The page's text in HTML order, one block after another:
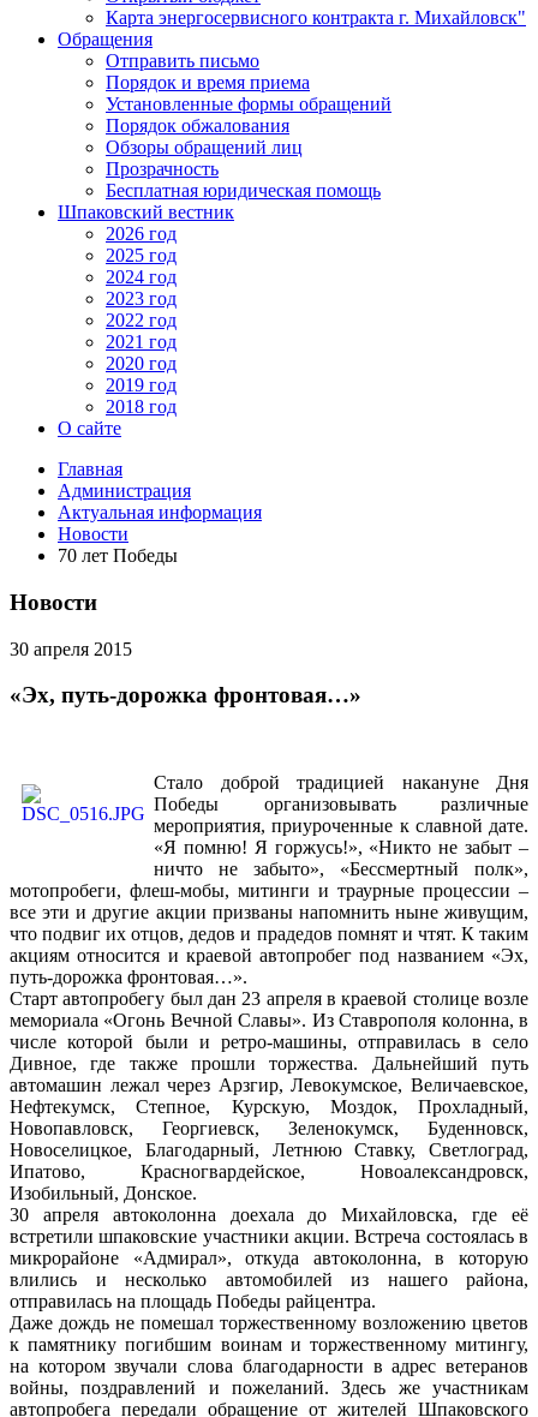
Карта энергосервисного контракта г. Михайловск"
Обращения
Отправить письмо
Порядок и время приема
Установленные формы обращений
Порядок обжалования
Обзоры обращений лиц
Прозрачность
Бесплатная юридическая помощь
Шпаковский вестник
2026 год
2025 год
2024 год
2023 год
2022 год
2021 год
2020 год
2019 год
2018 год
О сайте
Главная
Администрация
Актуальная информация
Новости
70 лет Победы
Новости
30 апреля 2015
«Эх, путь-дорожка фронтовая…»
Стало доброй традицией накануне Дня
Победы организовывать различные
мероприятия, приуроченные к славной дате.
«Я помню! Я горжусь!», «Никто не забыт –
ничто не забыто», «Бессмертный полк»,
мотопробеги, флеш-мобы, митинги и траурные процессии –
все эти и другие акции призваны напомнить ныне живущим,
что подвиг их отцов, дедов и прадедов помнят и чтят. К таким
акциям относится и краевой автопробег под названием «Эх,
путь-дорожка фронтовая…».
Старт автопробегу был дан 23 апреля в краевой столице возле
мемориала «Огонь Вечной Славы». Из Ставрополя колонна, в
числе которой были и ретро-машины, отправилась в село
Дивное, где также прошли торжества. Дальнейший путь
автомашин лежал через Арзгир, Левокумское, Величаевское,
Нефтекумск, Степное, Курскую, Моздок, Прохладный,
Новопавловск, Георгиевск, Зеленокумск, Буденновск,
Новоселицкое, Благодарный, Летнюю Ставку, Светлоград,
Ипатово, Красногвардейское, Новоалександровск,
Изобильный, Донское.
30 апреля автоколонна доехала до Михайловска, где её
встретили шпаковские участники акции. Встреча состоялась в
микрорайоне «Адмирал», откуда автоколонна, в которую
влились и несколько автомобилей из нашего района,
отправилась на площадь Победы райцентра.
Даже дождь не помешал торжественному возложению цветов
к памятнику погибшим воинам и торжественному митингу,
на котором звучали слова благодарности в адрес ветеранов
войны, поздравлений и пожеланий. Здесь же участникам
автопробега передали обращение от жителей Шпаковского